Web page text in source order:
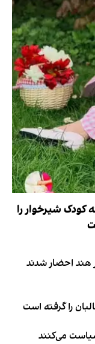
کودک شیرخوار را
احضار شدند
را گرفته است
می‌کنند